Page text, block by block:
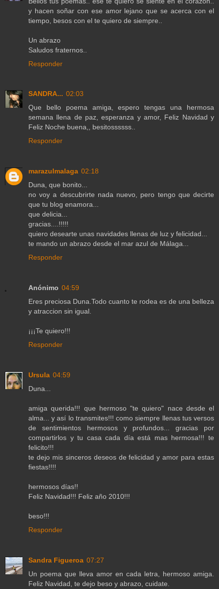
y hacen soñar con ese amor lejano que se acerca con el
tiempo, besos con el te quiero de siempre..
Un abrazo
Saludos fraternos..
Responder
SANDRA... 02:03
Que bello poema amiga, espero tengas una hermosa
semana llena de paz, esperanza y amor, Feliz Navidad y
Feliz Noche buena,, besitossssss..
Responder
marazulmalaga 02:18
Duna, que bonito...
no voy a descubrirte nada nuevo, pero tengo que decirte
que tu blog enamora...
que delicia...
gracias....!!!!!
quiero desearte unas navidades llenas de luz y felicidad...
te mando un abrazo desde el mar azul de Málaga...
Responder
Anónimo 04:59
Eres preciosa Duna.Todo cuanto te rodea es de una belleza
y atraccion sin igual.
¡¡¡Te quiero!!!
Responder
Ursula 04:59
Duna...
amiga querida!!! que hermoso "te quiero" nace desde el
alma... y así lo transmites!!! como siempre llenas tus versos
de sentimientos hermosos y profundos... gracias por
compartirlos y tu casa cada día está mas hermosa!!! te
felicito!!!
te dejo mis sinceros deseos de felicidad y amor para estas
fiestas!!!!
hermosos días!!
Feliz Navidad!!! Feliz año 2010!!!
beso!!!
Responder
Sandra Figueroa 07:27
Un poema que lleva amor en cada letra, hermoso amiga.
Feliz Navidad, te dejo beso y abrazo, cuidate.